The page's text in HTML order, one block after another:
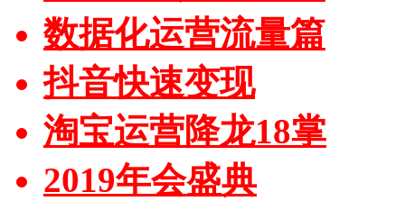
数据化运营流量篇
抖音快速变现
淘宝运营降龙18掌
2019年会盛典